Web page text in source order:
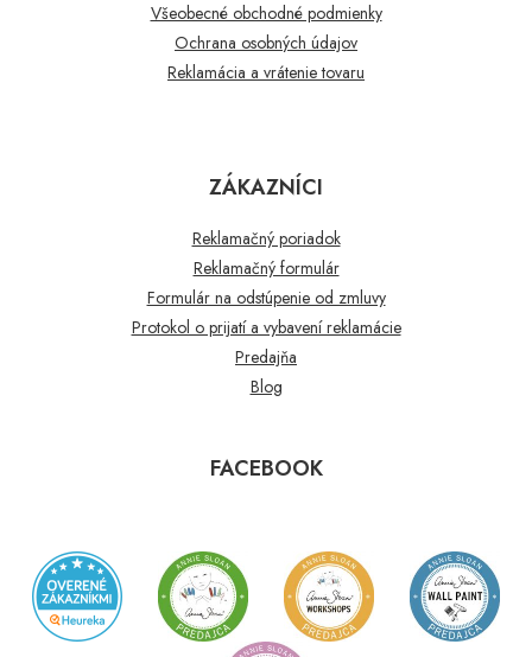
Všeobecné obchodné podmienky
Ochrana osobných údajov
Reklamácia a vrátenie tovaru
ZÁKAZNÍCI
Reklamačný poriadok
Reklamačný formulár
Formulár na odstúpenie od zmluvy
Protokol o prijatí a vybavení reklamácie
Predajňa
Blog
FACEBOOK